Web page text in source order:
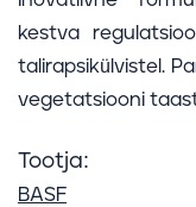
kestva
talirapsikülvistel.
vegetatsiooni
Tootja:
BASF